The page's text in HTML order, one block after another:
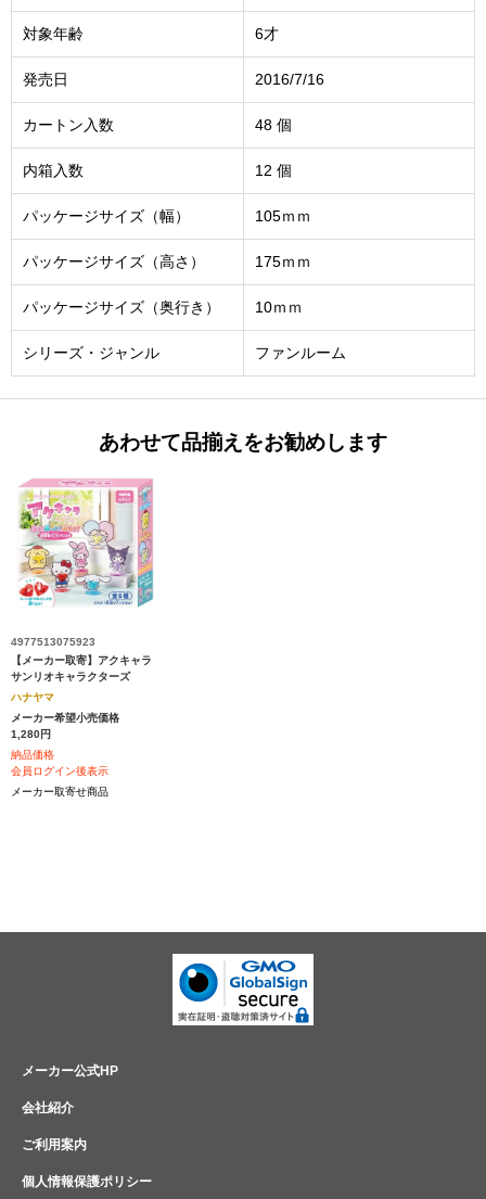
対象年齢 6才
発売日 2016/7/16
カートン入数 48 個
内箱入数 12 個
パッケージサイズ（幅） 105ｍｍ
パッケージサイズ（高さ） 175ｍｍ
パッケージサイズ（奥行き） 10ｍｍ
シリーズ・ジャンル ファンルーム
あわせて品揃えをお勧めします
4977513075923
【メーカー取寄】アクキャラ
サンリオキャラクターズ
ハナヤマ
メーカー希望小売価格
1,280円
納品価格
会員ログイン後表示
メーカー取寄せ商品
メーカー公式HP
会社紹介
ご利用案内
個人情報保護ポリシー